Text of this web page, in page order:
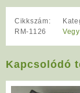
Cikkszám:
RM-1126
Kapcsolódó